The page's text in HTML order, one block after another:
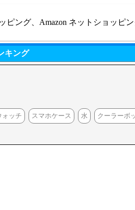
ピング、Amazon ネットショッピ
キング
ォッチ スマホケース 水 クーラーボ